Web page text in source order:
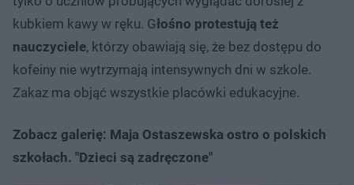
kubkiem kawy w ręku. Głośno protestują też
nauczyciele, którzy obawiają się, że bez dostępu do
kofeiny nie wytrzymają intensywnych dni w szkole.
Zakaz ma objąć wszystkie placówki edukacyjne.
Zobacz galerię: Maja Ostaszewska ostro o polskich
szkołach. "Dzieci są zadręczone"